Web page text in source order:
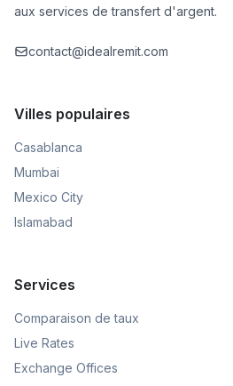
aux services de transfert d'argent.
contact@idealremit.com
Villes populaires
Casablanca
Mumbai
Mexico City
Islamabad
Services
Comparaison de taux
Live Rates
Exchange Offices